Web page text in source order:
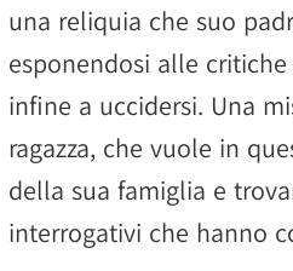
una reliquia che suo
esponendosi alle
infine a uccidersi. Una
ragazza, che vuole in
della sua famiglia e
interrogativi che hanno